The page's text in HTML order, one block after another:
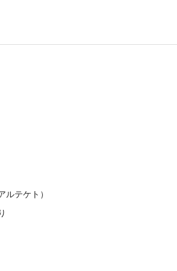
ルテケト）